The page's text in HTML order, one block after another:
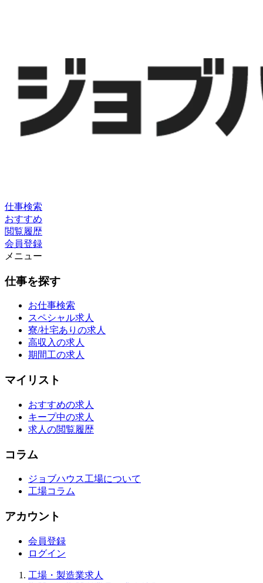
仕事検索
おすすめ
閲覧履歴
会員登録
メニュー
仕事を探す
お仕事検索
スペシャル求人
寮/社宅ありの求人
高収入の求人
期間工の求人
マイリスト
おすすめの求人
キープ中の求人
求人の閲覧履歴
コラム
ジョブハウス工場について
工場コラム
アカウント
会員登録
ログイン
工場・製造業求人